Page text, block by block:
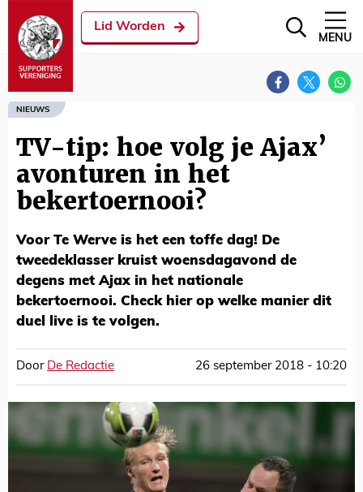
Lid Worden
MENU
NIEUWS
TV-tip: hoe volg je Ajax’
avonturen in het
bekertoernooi?
Voor Te Werve is het een toffe dag! De
tweedeklasser kruist woensdagavond de
degens met Ajax in het nationale
bekertoernooi. Check hier op welke manier dit
duel live is te volgen.
Door De Redactie 26 september 2018 - 10:20